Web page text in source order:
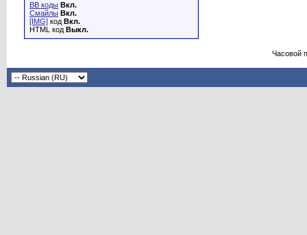
BB коды Вкл.
Смайлы Вкл.
[IMG] код Вкл.
HTML код Выкл.
Часовой